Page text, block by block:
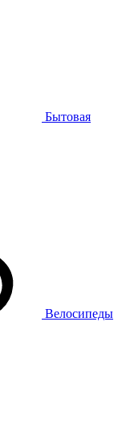
Бытовая
Велосипеды